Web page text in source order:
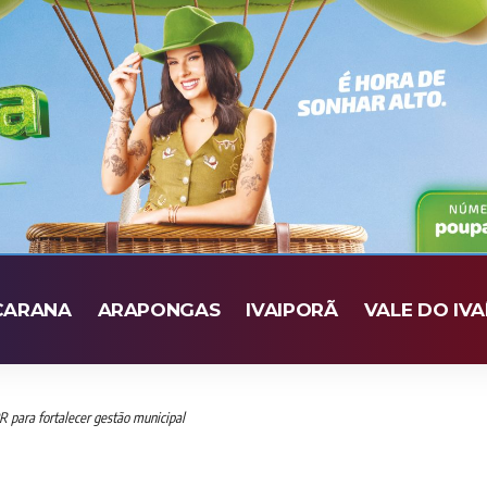
ARAPONGAS IVAIPORÃ VALE DO
para fortalecer gestão municipal